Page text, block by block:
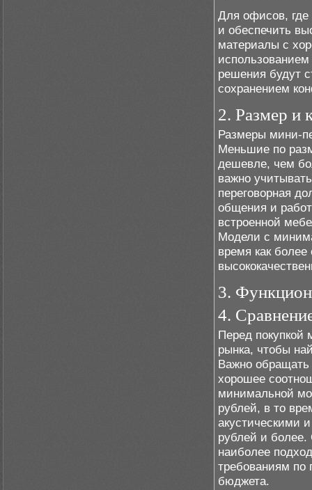
Для офисов, где
и обеспечить
материалы с
решения будут
сохранением
2. Размер и
Размеры мини-
Меньшие по
дешевле, чем
важно
переговорная
общения и
встроенной
Модели с
время как
3.
4.
Перед покупкой
рынка, чтобы
Важно обращать
хорошее
минимальной
рублей, в то
акустическими
рублей и
наиболее
требованиям по
бюджета.